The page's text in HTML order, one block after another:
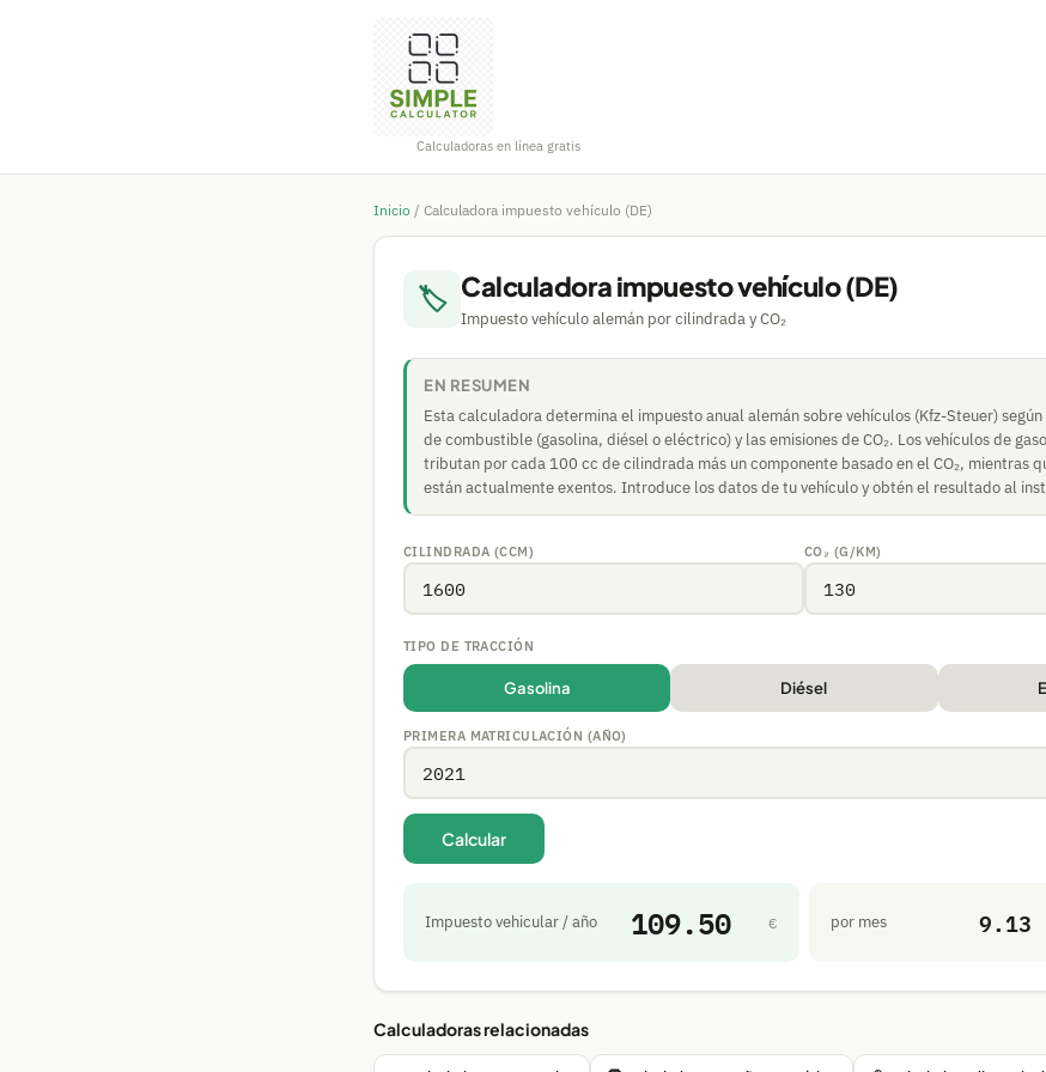
Calculadoras en línea gratis
Inicio / Calculadora impuesto vehículo (DE)
🏷 Calculadora impuesto vehículo (DE)
Impuesto vehículo alemán por cilindrada y CO₂
EN RESUMEN
Esta calculadora determina el impuesto anual alemán sobre vehículos (Kfz-Steuer)
de combustible (gasolina, diésel o eléctrico) y las emisiones de CO₂. Los vehículos de
tributan por cada 100 cc de cilindrada más un componente basado en el CO₂, mientras
están actualmente exentos. Introduce los datos de tu vehículo y obtén el resultado al
CILINDRADA (CCM) CO₂ (G/KM)
TIPO DE TRACCIÓN
Gasolina Diésel
PRIMERA MATRICULACIÓN (AÑO)
Calcular
Impuesto vehicular / año 109.50 € por mes 9.13
Calculadoras relacionadas